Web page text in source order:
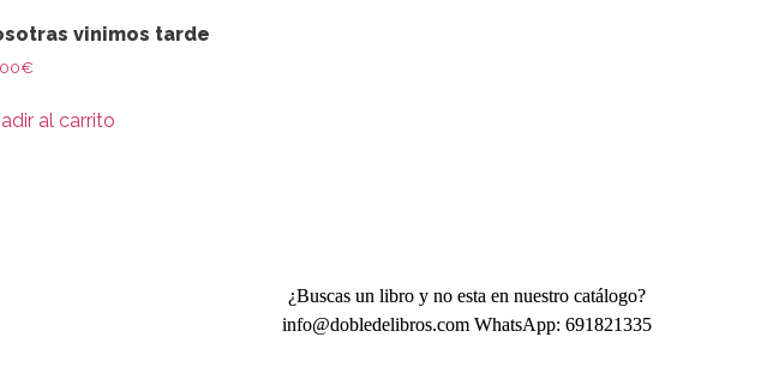
vinimos tarde
€
al carrito
¿Buscas un libro y no esta en nuestro catálogo?
info@dobledelibros.com WhatsApp: 691821335